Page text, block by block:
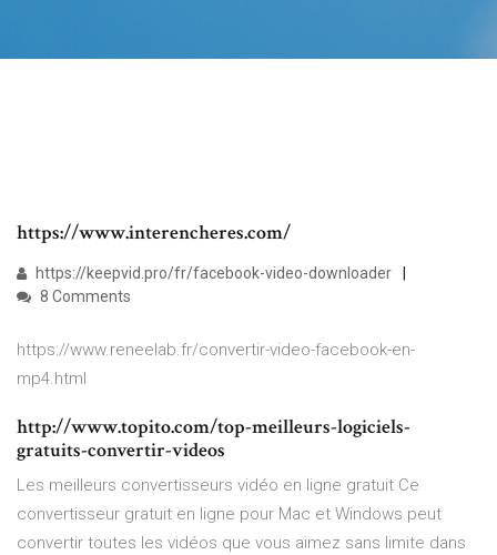
https://www.interencheres.com/
https://keepvid.pro/fr/facebook-video-downloader
8 Comments
https://www.reneelab.fr/convertir-video-facebook-en-
mp4.html
http://www.topito.com/top-meilleurs-logiciels-
gratuits-convertir-videos
Les meilleurs convertisseurs vidéo en ligne gratuit Ce
convertisseur gratuit en ligne pour Mac et Windows peut
convertir toutes les vidéos que vous aimez sans limite dans